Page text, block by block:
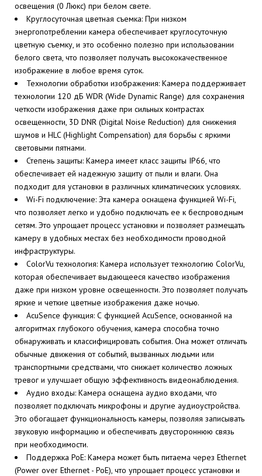
освещения (0 Люкс) при белом свете.
Круглосуточная цветная съемка: При низком
энергопотреблении камера обеспечивает круглосуточную
цветную съемку, и это особенно полезно при использовании
белого света, что позволяет получать высококачественное
изображение в любое время суток.
Технологии обработки изображения: Камера поддерживает
технологии 120 дБ WDR (Wide Dynamic Range) для сохранения
четкости изображения даже при сильных контрастах
освещенности, 3D DNR (Digital Noise Reduction) для снижения
шумов и HLC (Highlight Compensation) для борьбы с яркими
световыми пятнами.
Степень защиты: Камера имеет класс защиты IP66, что
обеспечивает ей надежную защиту от пыли и влаги. Она
подходит для установки в различных климатических условиях.
Wi-Fi подключение: Эта камера оснащена функцией Wi-Fi,
что позволяет легко и удобно подключать ее к беспроводным
сетям. Это упрощает процесс установки и позволяет размещать
камеру в удобных местах без необходимости проводной
инфраструктуры.
ColorVu технология: Камера использует технологию ColorVu,
которая обеспечивает выдающееся качество изображения
даже при низком уровне освещенности. Это позволяет получать
яркие и четкие цветные изображения даже ночью.
AcuSence функция: С функцией AcuSence, основанной на
алгоритмах глубокого обучения, камера способна точно
обнаруживать и классифицировать события. Она может отличать
обычные движения от событий, вызванных людьми или
транспортными средствами, что снижает количество ложных
тревог и улучшает общую эффективность видеонаблюдения.
Аудио входы: Камера оснащена аудио входами, что
позволяет подключать микрофоны и другие аудиоустройства.
Это обогащает функциональность камеры, позволяя записывать
звуковую информацию и обеспечивать двустороннюю связь
при необходимости.
Поддержка PoE: Камера может быть питаема через Ethernet
(Power over Ethernet - PoE), что упрощает процесс установки и